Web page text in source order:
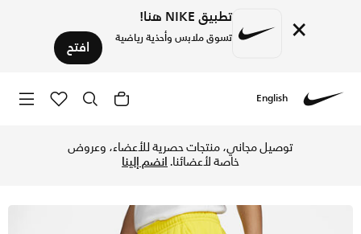
× تطبيق NIKE هنا!
تسوق ملابس وأحذية رياضية افتح
English
توصيل مجاني، منتجات حصرية للأعضاء، وعروض
خاصة لأعضائنا.انضم إلينا